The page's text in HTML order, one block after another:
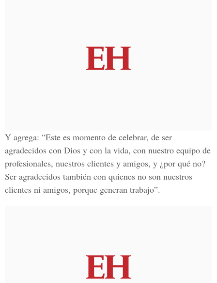
Y agrega: “Este es momento de celebrar, de ser
agradecidos con Dios y con la vida, con nuestro equipo de
profesionales, nuestros clientes y amigos, y ¿por qué no?
Ser agradecidos también con quienes no son nuestros
clientes ni amigos, porque generan trabajo”.